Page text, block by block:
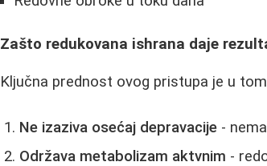
Zašto redukovana ishrana daje
Ključna prednost ovog pristupa je u
Ne izaziva osećaj depravacije -
Održava metabolizam aktvnim -